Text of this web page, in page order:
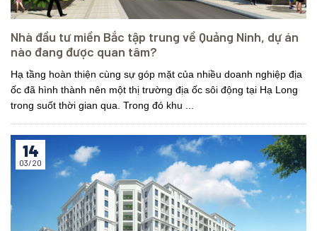
Nhà đầu tư miền Bắc tập trung về Quảng Ninh, dự án
nào đang được quan tâm?
Hạ tầng hoàn thiện cùng sự góp mặt của nhiều doanh nghiệp địa
ốc đã hình thành nên một thị trường địa ốc sôi động tại Hạ Long
trong suốt thời gian qua. Trong đó khu ...
14
03/20